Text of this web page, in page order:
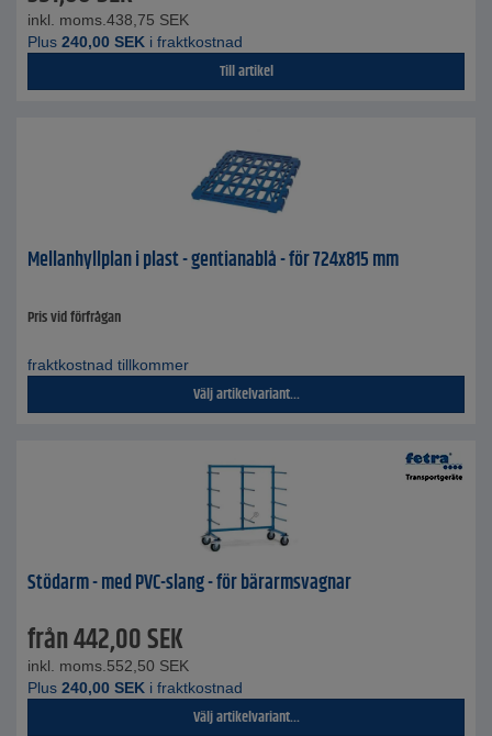
inkl. moms. 438,75 SEK
Plus 240,00 SEK i fraktkostnad
Till artikel
Mellanhyllplan i plast - gentianablå - för 724x815 mm
Pris vid förfrågan
fraktkostnad tillkommer
Välj artikelvariant...
Stödarm - med PVC-slang - för bärarmsvagnar
från442,00SEK
inkl. moms. 552,50 SEK
Plus 240,00 SEK i fraktkostnad
Välj artikelvariant...